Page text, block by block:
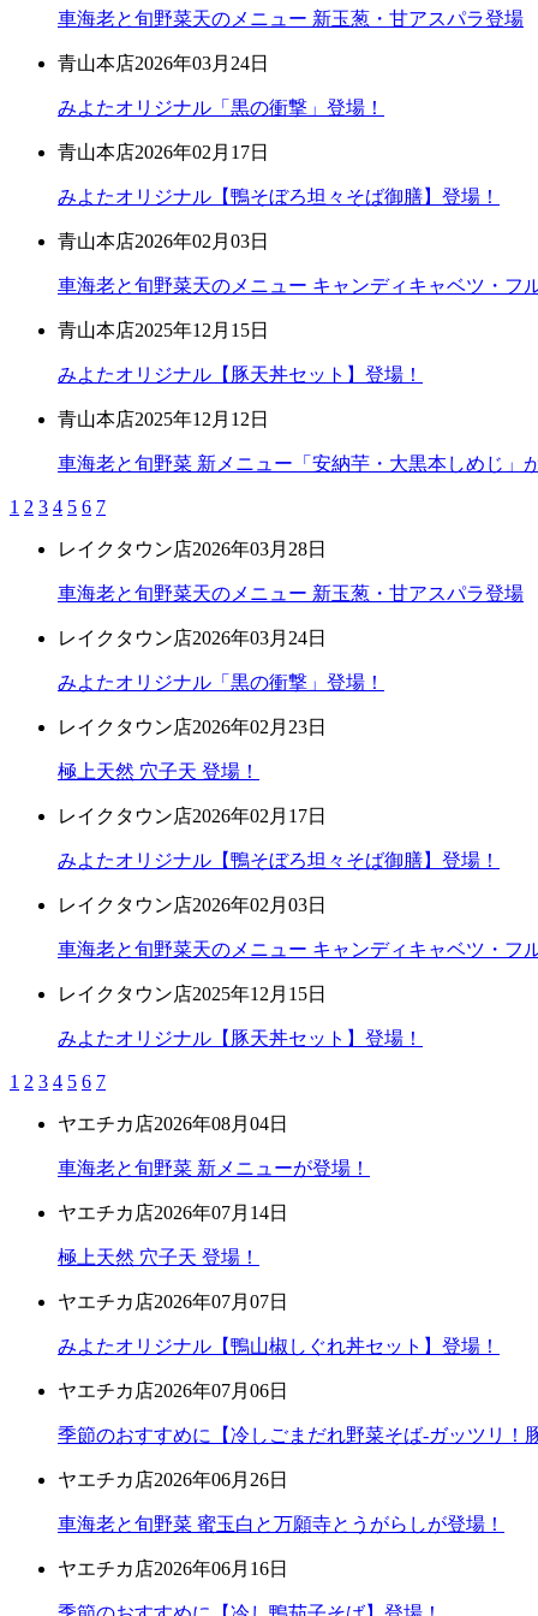
車海老と旬野菜天のメニュー 新玉葱・甘アスパラ登場
青山本店2026年03月24日
みよたオリジナル「黒の衝撃」登場！
青山本店2026年02月17日
みよたオリジナル【鴨そぼろ坦々そば御膳】登場！
青山本店2026年02月03日
車海老と旬野菜天のメニュー キャンディキャベツ・フ
青山本店2025年12月15日
みよたオリジナル【豚天丼セット】登場！
青山本店2025年12月12日
車海老と旬野菜 新メニュー「安納芋・大黒本しめじ」
1 2 3 4 5 6 7
レイクタウン店2026年03月28日
車海老と旬野菜天のメニュー 新玉葱・甘アスパラ登場
レイクタウン店2026年03月24日
みよたオリジナル「黒の衝撃」登場！
レイクタウン店2026年02月23日
極上天然 穴子天 登場！
レイクタウン店2026年02月17日
みよたオリジナル【鴨そぼろ坦々そば御膳】登場！
レイクタウン店2026年02月03日
車海老と旬野菜天のメニュー キャンディキャベツ・フ
レイクタウン店2025年12月15日
みよたオリジナル【豚天丼セット】登場！
1 2 3 4 5 6 7
ヤエチカ店2026年08月04日
車海老と旬野菜 新メニューが登場！
ヤエチカ店2026年07月14日
極上天然 穴子天 登場！
ヤエチカ店2026年07月07日
みよたオリジナル【鴨山椒しぐれ丼セット】登場！
ヤエチカ店2026年07月06日
季節のおすすめに【冷しごまだれ野菜そば-ガッツリ！
ヤエチカ店2026年06月26日
車海老と旬野菜 蜜玉白と万願寺とうがらしが登場！
ヤエチカ店2026年06月16日